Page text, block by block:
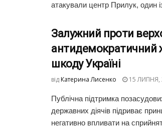
атакували центр Прилук, один
Залужний проти
антидемократичний
шкоду Україні
від Катерина Лисенко 15 ЛИПНЯ,
Публічна підтримка
державних діячів підриває
негативно впливати на